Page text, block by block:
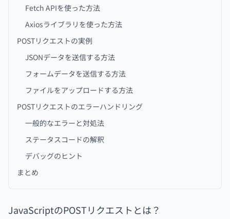
Fetch APIを使った方法
Axiosライブラリを使った方法
POSTリクエストの実例
JSONデータを送信する方法
フォームデータを送信する方法
ファイルをアップロードする方法
POSTリクエストのエラーハンドリング
一般的なエラーと対処法
ステータスコードの解釈
デバッグのヒント
まとめ
JavaScriptのPOSTリクエストとは？